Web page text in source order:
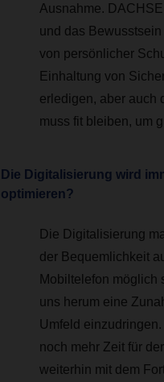
Ausnahme.
und das
von persönlicher
Einhaltung von
erledigen, aber auch
muss fit bleiben, um
Die Digitalisierung wird
optimieren?
Die Digitalisierung
der Bequemlichkeit
Mobiltelefon möglich
uns herum eine
Umfeld
noch mehr Zeit für
weiterhin mit dem